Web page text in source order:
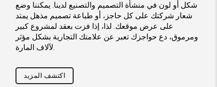
شكل أو لون في منشأة التصميم والتصنيع لدينا. يمكننا وضع
شعار شركتك على كل حاجز، أو طباعة تصميم مذهل يمتد
على عرض موقعك. لذا، إذا فزت بعقد لمشروع كبير
ومرموق، دع حواجزك تعبر عن علامتك التجارية بشكل مؤثر
لآلاف المارة.
اكتشف المزيد